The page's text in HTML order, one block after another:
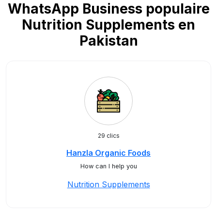
WhatsApp Business populaire
Nutrition Supplements en
Pakistan
29 clics
Hanzla Organic Foods
How can I help you
Nutrition Supplements